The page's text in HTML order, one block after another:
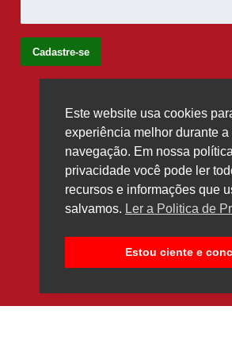
Siga-nos
Este website usa cookies
experiência melhor durante a
navegação. Em nossa
privacidade você pode ler
recursos e informações que
salvamos. Ler a Politica de
Estou ciente e